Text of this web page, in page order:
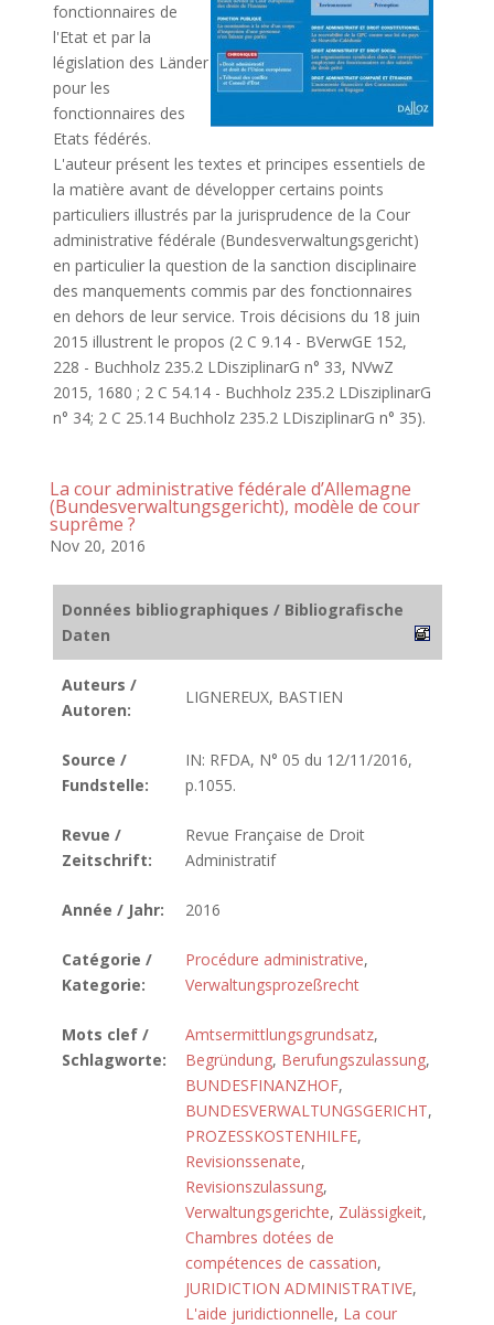
fonctionnaires de
l'Etat et par la
législation des Länder
pour les
fonctionnaires des
Etats fédérés.
L'auteur présent les textes et principes essentiels de
la matière avant de développer certains points
particuliers illustrés par la jurisprudence de la Cour
administrative fédérale (Bundesverwaltungsgericht)
en particulier la question de la sanction disciplinaire
des manquements commis par des fonctionnaires
en dehors de leur service. Trois décisions du 18 juin
2015 illustrent le propos (2 C 9.14 - BVerwGE 152,
228 - Buchholz 235.2 LDisziplinarG n° 33, NVwZ
2015, 1680 ; 2 C 54.14 - Buchholz 235.2 LDisziplinarG
n° 34; 2 C 25.14 Buchholz 235.2 LDisziplinarG n° 35).
La cour administrative fédérale d’Allemagne
(Bundesverwaltungsgericht), modèle de cour
suprême ?
Nov 20, 2016
Données bibliographiques / Bibliografische
Daten
Auteurs /
Autoren:
LIGNEREUX, BASTIEN
Source /
Fundstelle:
IN: RFDA, N° 05 du 12/11/2016,
p.1055.
Revue /
Zeitschrift:
Revue Française de Droit
Administratif
Année / Jahr: 2016
Catégorie /
Kategorie:
Procédure administrative,
Verwaltungsprozeßrecht
Mots clef /
Schlagworte:
Amtsermittlungsgrundsatz,
Begründung, Berufungszulassung,
BUNDESFINANZHOF,
BUNDESVERWALTUNGSGERICHT,
PROZESSKOSTENHILFE,
Revisionssenate,
Revisionszulassung,
Verwaltungsgerichte, Zulässigkeit,
Chambres dotées de
compétences de cassation,
JURIDICTION ADMINISTRATIVE,
L'aide juridictionnelle, La cour